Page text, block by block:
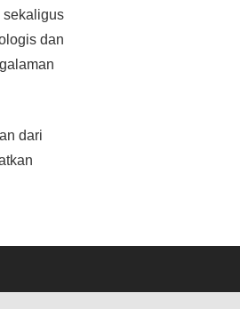
sekaligus
dan
dari